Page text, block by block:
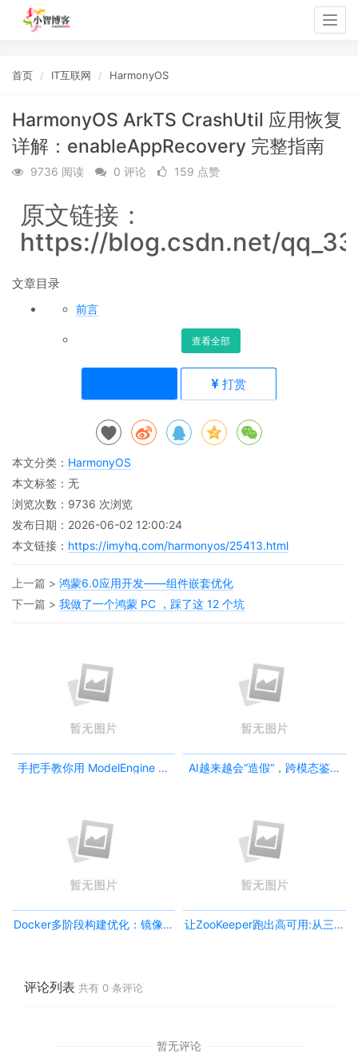
首页 IT互联网 HarmonyOS
HarmonyOS ArkTS CrashUtil 应用恢复
详解：enableAppRecovery 完整指南
9736 阅读 0 评论 159 点赞
原文链接：
https://blog.csdn.net/
文章目录
前言
查看全部
打赏
本文分类： HarmonyOS
本文标签：无
浏览次数： 9736 次浏览
发布日期：2026-06-02 12:00:24
本文链接： https://imyhq.com/harmonyos/25413.html
上一篇 > 鸿蒙6.0应用开发——组件嵌套优化
下一篇 > 我做了一个鸿蒙 PC ，踩了这 12 个坑
手把手教你用 ModelEngine 打
AI越来越会“造假“，跨模态鉴伪
Docker多阶段构建优化：镜像体
让ZooKeeper跑出高可用:从三节
评论列表 共有 0 条评论
暂无评论